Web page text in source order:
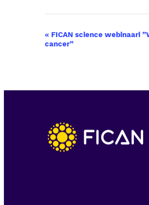
T
a
h
u
m
« FICAN science webinaari
cancer”